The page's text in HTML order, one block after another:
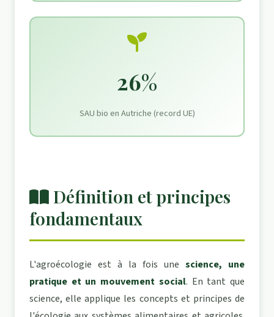
26%
SAU bio en Autriche (record UE)
Définition et principes
fondamentaux
L'agroécologie est à la fois une science, une
pratique et un mouvement social. En tant que
science, elle applique les concepts et principes de